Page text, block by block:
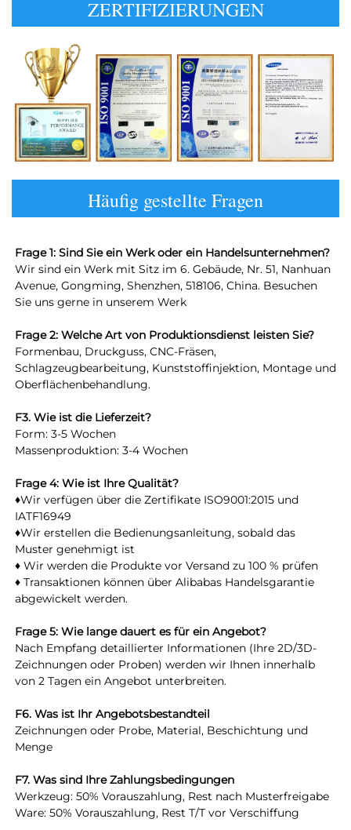
ZERTIFIZIERUNGEN
Häufig gestellte Fragen
Frage 1: Sind Sie ein Werk oder ein Handelsunternehmen?
Wir sind ein Werk mit Sitz im 6. Gebäude, Nr. 51, Nanhuan
Avenue, Gongming, Shenzhen, 518106, China. Besuchen
Sie uns gerne in unserem Werk
Frage 2: Welche Art von Produktionsdienst leisten Sie?
Formenbau, Druckguss, CNC-Fräsen,
Schlagzeugbearbeitung, Kunststoffinjektion, Montage und
Oberflächenbehandlung.
F3. Wie ist die Lieferzeit?
Form: 3-5 Wochen
Massenproduktion: 3-4 Wochen
Frage 4: Wie ist Ihre Qualität?
♦Wir verfügen über die Zertifikate ISO9001:2015 und
IATF16949
♦Wir erstellen die Bedienungsanleitung, sobald das
Muster genehmigt ist
♦ Wir werden die Produkte vor Versand zu 100 % prüfen
♦ Transaktionen können über Alibabas Handelsgarantie
abgewickelt werden.
Frage 5: Wie lange dauert es für ein Angebot?
Nach Empfang detaillierter Informationen (Ihre 2D/3D-
Zeichnungen oder Proben) werden wir Ihnen innerhalb
von 2 Tagen ein Angebot unterbreiten.
F6. Was ist Ihr Angebotsbestandteil
Zeichnungen oder Probe, Material, Beschichtung und
Menge
F7. Was sind Ihre Zahlungsbedingungen
Werkzeug: 50% Vorauszahlung, Rest nach Musterfreigabe
Ware: 50% Vorauszahlung, Rest T/T vor Verschiffung